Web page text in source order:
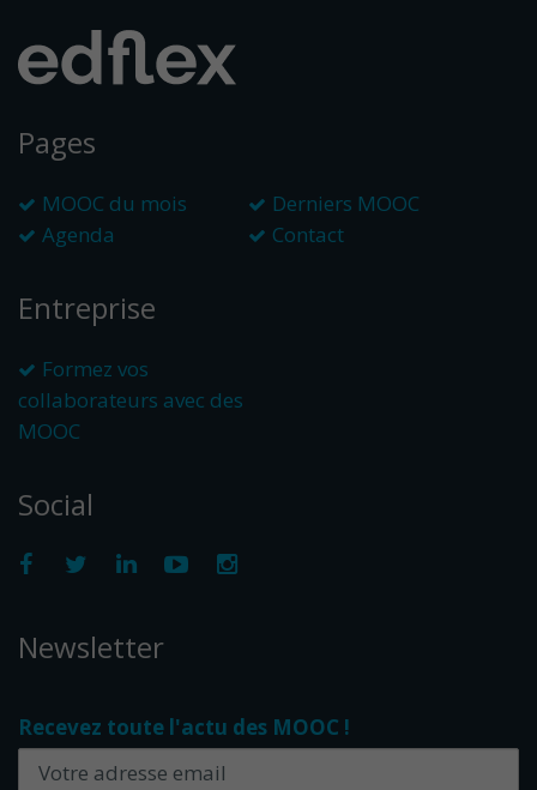
Pages
MOOC du mois
Derniers MOOC
Agenda
Contact
Entreprise
Formez vos
collaborateurs avec des
MOOC
Social
Newsletter
Recevez toute l'actu des MOOC !